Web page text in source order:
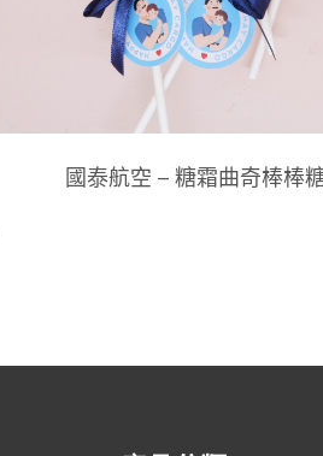
國泰航空 – 糖霜曲奇棒棒